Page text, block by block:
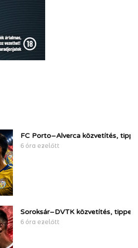
FC Porto–Alverca közvetítés,
6 óra ezelőtt
Soroksár–DVTK közvetítés, tippek
6 óra ezelőtt